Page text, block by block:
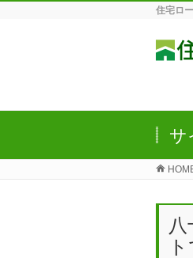
住宅ロ
サ